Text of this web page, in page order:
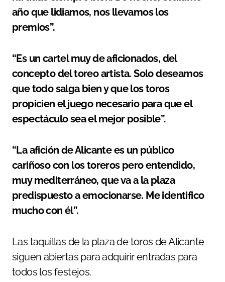
año que lidiamos, nos llevamos los
premios”.
“Es un cartel muy de aficionados, del
concepto del toreo artista. Solo deseamos
que todo salga bien y que los toros
propicien el juego necesario para que el
espectáculo sea el mejor posible”.
“La afición de Alicante es un público
cariñoso con los toreros pero entendido,
muy mediterráneo, que va a la plaza
predispuesto a emocionarse. Me identifico
mucho con él”.
Las taquillas de la plaza de toros de Alicante
siguen abiertas para adquirir entradas para
todos los festejos.